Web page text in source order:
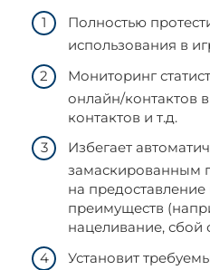
Полностью
использования в
Мониторинг
онлайн/контактов
контактов и т.д.
Избегает
замаскированным
на
преимуществ
нацеливание, сбой
Установит